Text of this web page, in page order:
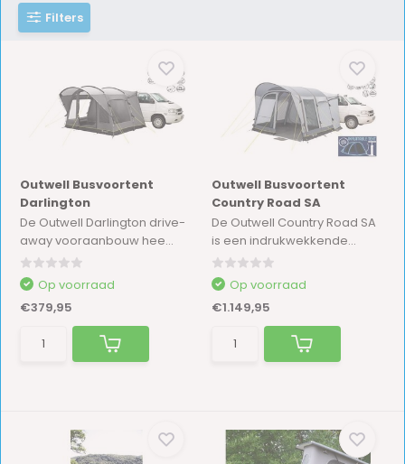
Filters
Outwell Busvoortent
Darlington
De Outwell Darlington drive-
away vooraanbouw hee...
Op voorraad
€379,95
Outwell Busvoortent
Country Road SA
De Outwell Country Road SA
is een indrukwekkende...
Op voorraad
€1.149,95